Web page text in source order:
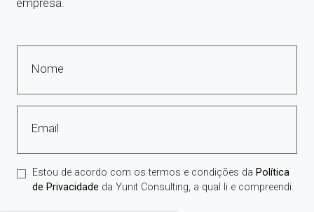
empresa.
Nome
Email
Estou de acordo com os termos e condições da Política
de Privacidade da Yunit Consulting, a qual li e compreendi.